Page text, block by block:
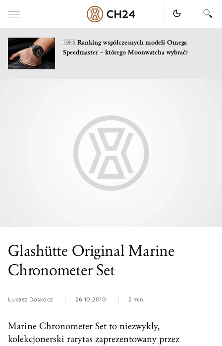
TOP 5Ranking współczesnych modeli Omega
Speedmaster – którego Moonwatcha wybrać?
Glashütte Original Marine
Chronometer Set
Łukasz Doskocz 26.10.2010 2 min.
Marine Chronometer Set to niezwykły,
kolekcjonerski rarytas zaprezentowany przez